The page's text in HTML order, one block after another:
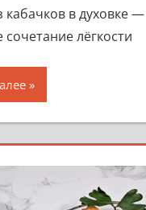
кабачков в духовке —
сочетание лёгкости